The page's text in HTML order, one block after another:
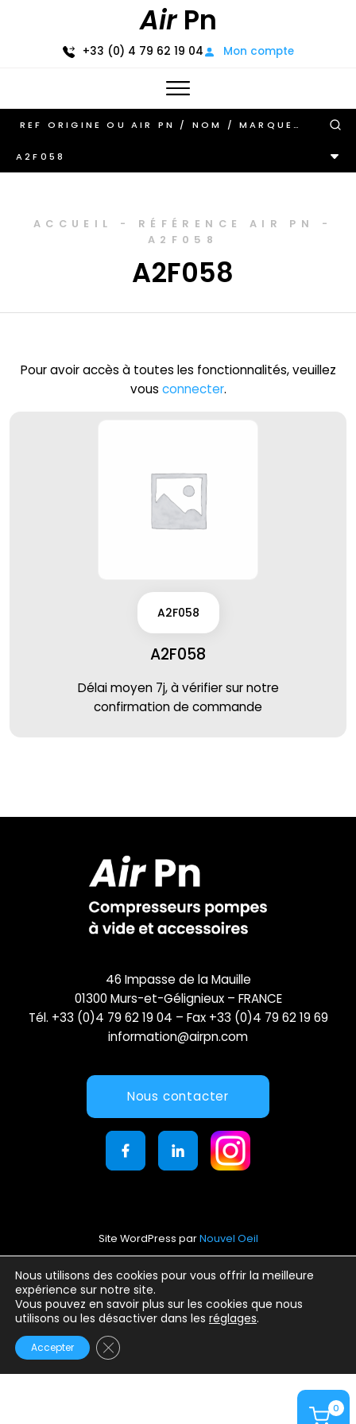
AirPn
+33 (0) 4 79 62 19 04 Mon compte
0
A2F058
ACCUEIL - RÉFÉRENCE AIR PN
-
A2F058
A2F058
Pour avoir accès à toutes les fonctionnalités, veuillez
vous connecter.
A2F058
A2F058
Délai moyen 7j, à vérifier sur notre
confirmation de commande
Nous utilisons des cookies pour vous offrir la meilleure
expérience sur notre site.
Vous pouvez en savoir plus sur les cookies que nous
utilisons ou les désactiver dans les réglages.
Accepter Fermer la bannière des cookies GDPR
46 Impasse de la Mauille
01300 Murs-et-Gélignieux – FRANCE
Tél. +33 (0)4 79 62 19 04 – Fax +33 (0)4 79 62 19 69
information@airpn.com
Nous contacter
Site WordPress parNouvel Oeil
Mentions légales
Conditions générales d’utilisation
Politique de confidentialité